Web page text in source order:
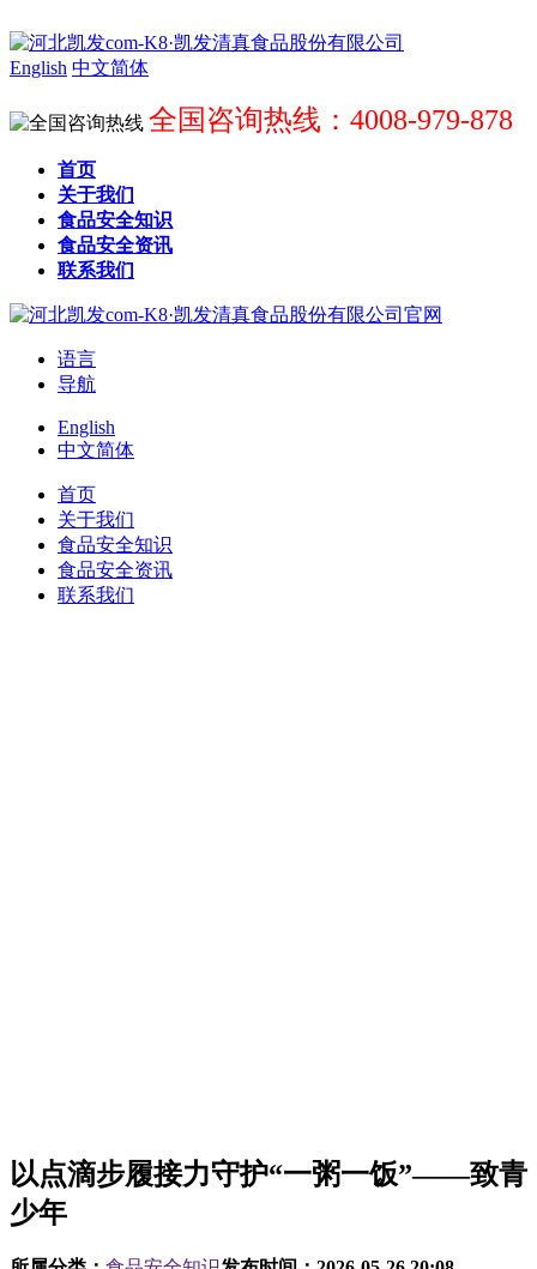
English 中文简体
全国咨询热线：4008-979-878
首页
关于我们
食品安全知识
食品安全资讯
联系我们
语言
导航
English
中文简体
首页
关于我们
食品安全知识
食品安全资讯
联系我们
以点滴步履接力守护“一粥一饭”——致青
少年